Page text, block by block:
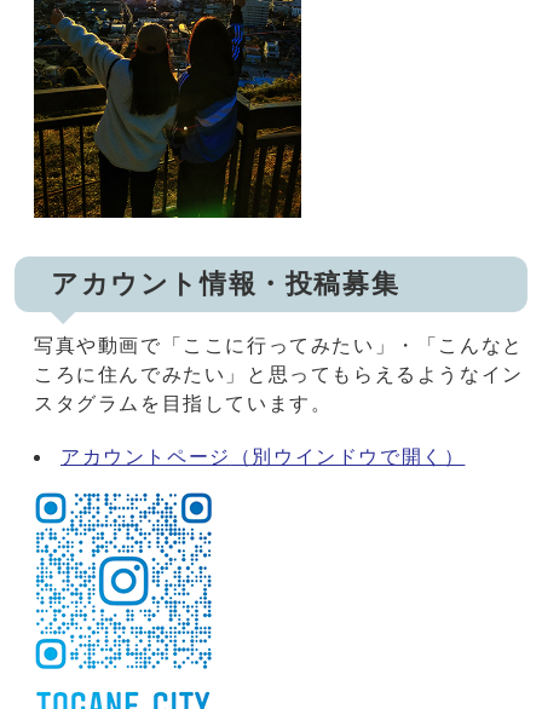
アカウント情報・投稿募集
写真や動画で「ここに行ってみたい」・「こんなと
ころに住んでみたい」と思ってもらえるようなイン
スタグラムを目指しています。
アカウントページ （別ウインドウで開く）